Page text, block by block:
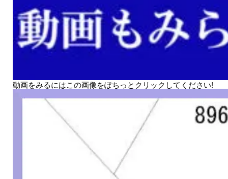
動画をみるにはこの画像をぽちっとクリックしてください!